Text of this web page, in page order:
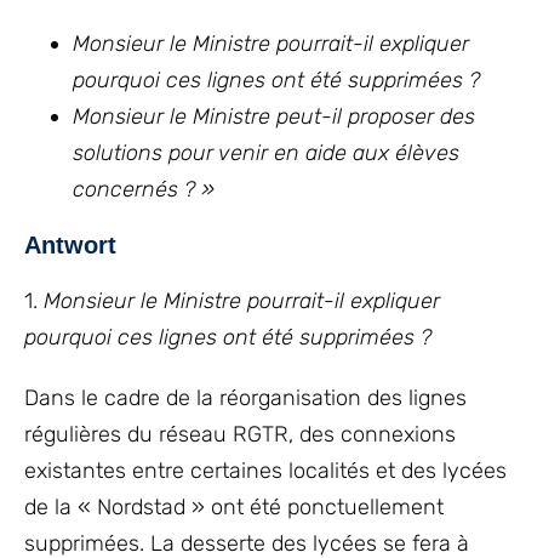
Monsieur le Ministre pourrait-il expliquer
pourquoi ces lignes ont été supprimées ?
Monsieur le Ministre peut-il proposer des
solutions pour venir en aide aux élèves
concernés ? »
Antwort
1. Monsieur le Ministre pourrait-il expliquer
pourquoi ces lignes ont été supprimées ?
Dans le cadre de la réorganisation des lignes
régulières du réseau RGTR, des connexions
existantes entre certaines localités et des lycées
de la « Nordstad » ont été ponctuellement
supprimées. La desserte des lycées se fera à